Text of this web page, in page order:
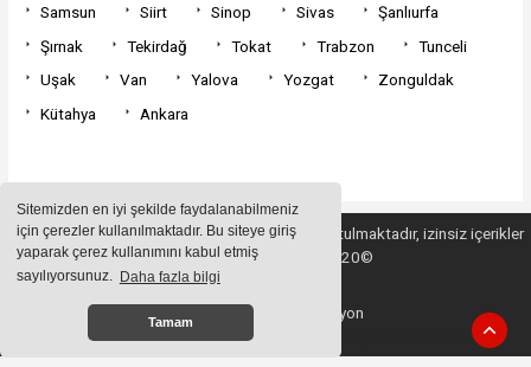
Sitemizden en iyi şekilde faydalanabilmeniz
için çerezler kullanılmaktadır. Bu siteye giriş
yaparak çerez kullanımını kabul etmiş
sayılıyorsunuz. Daha fazla bilgi
Tamam
Samsun
Siirt Sinop Sivas
Şanlıurfa
Şırnak
Tekirdağ Tokat Trabzon
Tunceli
Uşak
Van Yalova Yozgat
Zonguldak
Kütahya
Ankara
Sitemizde bulunan içeriklerin tüm hakları saklı tutulmaktadır, izinsiz içerikler
kullanılamaz. Copyright 2020©
Haber Yazılımı:
Web Aksiyon
haber yazılımı
haber scripti haber script